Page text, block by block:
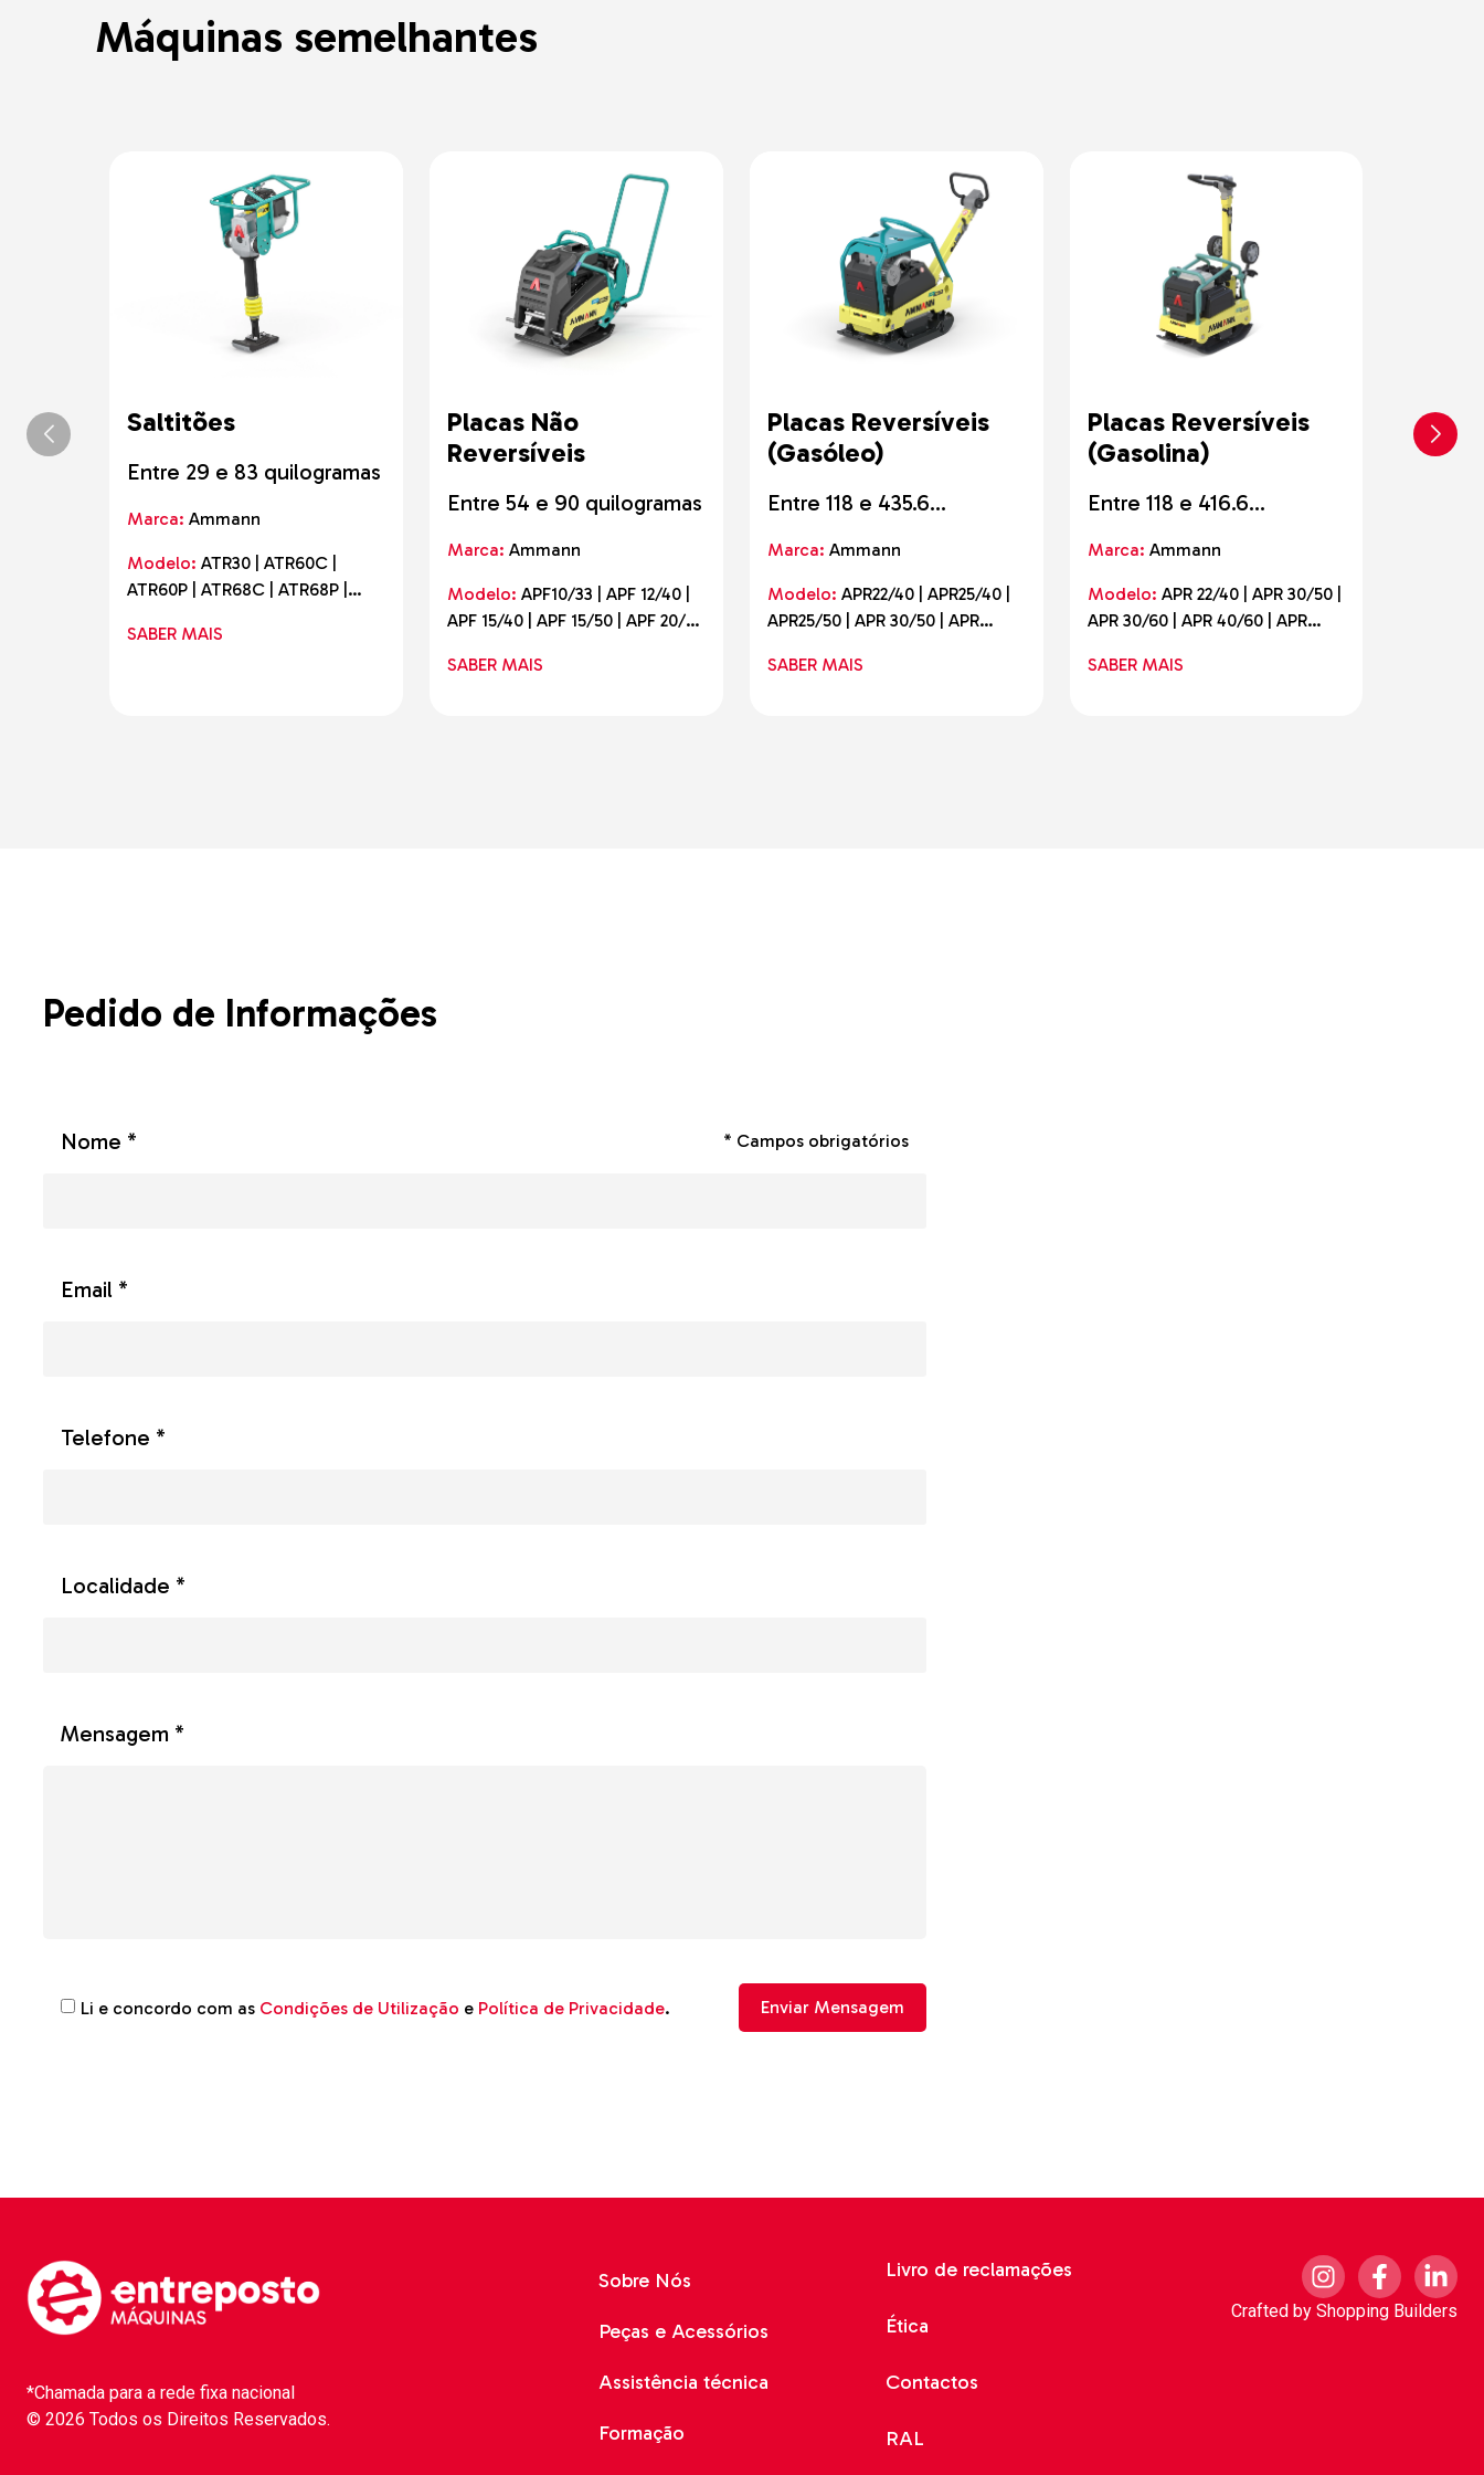
Máquinas semelhantes
Saltitões
Entre 29 e 83 quilogramas
Marca: Ammann
Modelo: ATR30 | ATR60C |
ATR60P | ATR68C | ATR68P |
SABER MAIS
Placas Não
Reversíveis
Entre 54 e 90 quilogramas
Marca: Ammann
Modelo: APF10/33 | APF 12/40 |
APF 15/40 | APF 15/50 | APF 20/50
SABER MAIS
Placas Reversíveis
(Gasóleo)
Entre 118 e 435.6
Marca: Ammann
Modelo: APR22/40 | APR25/40 |
APR25/50 | APR 30/50 | APR
AE | APR 52/75 (60) AE | APR
SABER MAIS
Placas Reversíveis
(Gasolina)
Entre 118 e 416.6
Marca: Ammann
Modelo: APR 22/40 | APR 30/50 |
APR 30/60 | APR 40/60 | APR
SABER MAIS
Pedido de Informações
Nome * * Campos obrigatórios
Email *
Telefone *
Localidade *
Mensagem *
Li e concordo com as Condições de Utilização e Política de Privacidade.
*Chamada para a rede fixa nacional
© 2026 Todos os Direitos Reservados.
Sobre Nós
Peças e Acessórios
Assistência técnica
Formação
Livro de reclamações
Ética
Contactos
RAL
Crafted by Shopping Builders